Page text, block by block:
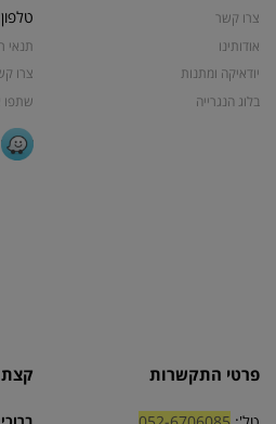
צרו קשר
אודותינו
יודאיקה ומתנות
בלוג הנגרייה
תנאי
צרו
שתפו
פרטי התקשרות קצת